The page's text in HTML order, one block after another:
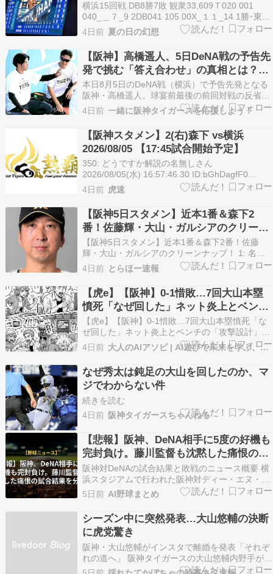
横浜15回戦 DB8勝7敗 観衆33,609Ｔ020 001
040_＿７_9 2DB041 105 00X_１１_14 1勝･東 8
勝5敗Ｓ･敗･髙橋遥 11勝2敗HR DB筒香８号
②（２回）宮下５号②（２回） Ｔ大山１３号
①（６回）ガルシア１号-満塁（８回）神・髙橋
遥４-早川…
4日前 夏の日の幻想
【阪神】高橋遥人、5日DeNA戦の予告先
発で挑む「答え合わせ」の真相とは？雪
辱を誓う左腕の勝算を徹底予測！
本日8月5日のDeNA戦（横浜）で予告先発となる
阪神・高橋遥人。球宴前最後の前回対戦の反省を
生かし、左腕エースが挑む「答え合わせ」の行方
と見どころを速報でお届けします。髙橋遥人 この
記事の項目名には以下のような表記揺れがありま
す。 高橋遥人 髙橋 遥人（たかはし はると、
199…
4日前 一緒に阪神タイガースを応援しよう！
【阪神スタメン】2(右)森下 vs横浜
2026/08/05 【17:45試合開始予定】
350: どうですか解説の名無しさん
2026/08/05(水) 16:57:46.30 ID:bGhDagfF0
1（中） 近本 光司 2（右） 森下 翔太 3（三） 佐
藤 輝明 4（一） 大山 悠輔 5（左） ガルシア
6（捕） 伏見 寅威 7（遊） 元山 飛優 8（二） …
4日前 虎速
【阪神5日スタメン】近本1番＆森下2
番！佐藤輝・大山・ガルシアのクリーン
ナップ！
【阪神5日スタメン】近本1番＆森下2番！佐藤
輝・大山・ガルシアのクリーンナップ！ 1: 名無
しさん＠＼(^o^)／ 2026/08/05 (水) 15:09:12.303
ID:noUj2RHC2D 阪神のスタメン発表されたで！
中野と立石はベンチや。近本が1番、森下が2番
や。 …
4日前 とらほー速報
【虎e】【阪神】0-1惜敗…7回大山本塁
憤死「なぜ回した」ネット炎上とベンチ
の「攻撃設計」深解剖！紙一重のファイ
ンプレーと村上頌樹の奮闘 2026/08/04
DeNA戦
【虎e】【阪神】0-1惜敗…7回大山本塁憤死「な
ぜ回した」ネット炎上とベンチの「攻撃設計」深
解剖！紙一重のファインプレーと村上頌樹の奮闘
2026/08/04 DeNA戦
4日前 大人のAIアソビ | AI遊びで未来を学ぶ、楽しむ実験室
なぜ秀太は鈍足の大山を回したのか、マ
ジでわからない件
続きを読む
4日前 阪神タイガースちゃんねる
【悲報】阪神、DeNA相手に5度の好機も
完封負け。藤川監督も沈黙した痛恨の試
合結果を分析
阪神対DeNAの試合結果と敗戦のニュース概要 横
浜スタジアムで行われた阪神対ディー・エヌ・エ
ーの一戦は、零対一で阪神が敗れる結果となりま
した。 試合を通じて阪神は五度も得点圏に走者を
進めましたが、ディー・エヌ・エー先発のオガタ
タカトを打ち崩すことができず無得点に終わりま
した。 七…
5日前 AI野球まとめ
シーズン中に突然発表…大山悠輔の決断
に虎党驚き
阪神・大山悠輔がインスタで離婚を発表「それぞ
れの道へ」 阪神タイガースの大山悠輔内野手が、
自身のインスタグラムを通じて離婚したことを発